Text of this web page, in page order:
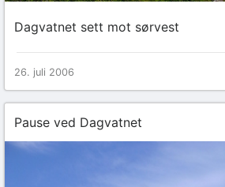
Dagvatnet sett mot sørvest
26. juli 2006
Pause ved Dagvatnet